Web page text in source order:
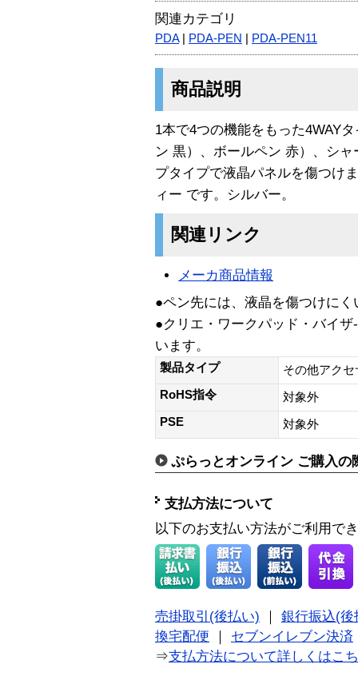
関連カテゴリ
PDA| PDA-PEN PDA-PEN11
商品説明
1本で4つの機能をもった4WAY
ン 黒）、ボールペン 赤）、シ
プタイプで液晶パネルを傷つけ
ィー です。シルバー。
関連リンク
メーカ商品情報
●ペン先には、液晶を傷つけに
●クリエ・ワークパッド・バイ
います。
製品タイプ
その他アク
RoHS指令
対象外
PSE
対象外
ぷらっとオンライン ご購入の
支払方法について
以下のお支払い方法がご利用で
売掛取引(後払い) ｜ 銀行振込(後
換宅配便 ｜ セブンイレブン決済
⇒支払方法について詳しくはこ